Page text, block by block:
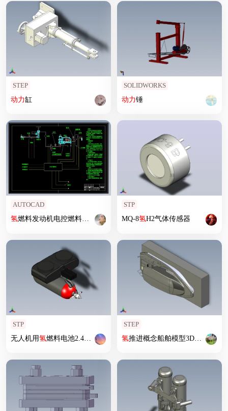
STEP
动力缸
SOLIDWORKS
动力锤
AUTOCAD
氢燃料发动机电控燃料供给系统设计
STP
MQ-8氢H2气体传感器
STP
无人机用氢燃料电池2.4kW
STEP
氢推进概念船舶模型3D图纸 STEP格式